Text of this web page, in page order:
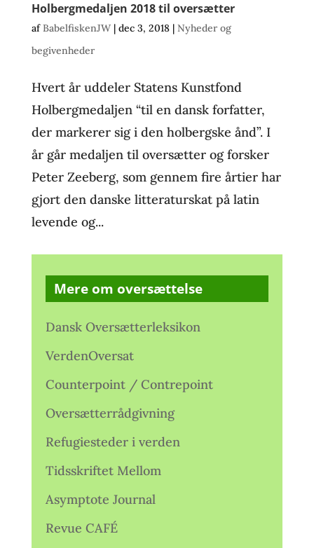
Holbergmedaljen 2018 til oversætter
afBabelfiskenJW| dec 3, 2018| Nyheder og
begivenheder
Hvert år uddeler Statens Kunstfond
Holbergmedaljen “til en dansk forfatter,
der markerer sig i den holbergske ånd”. I
år går medaljen til oversætter og forsker
Peter Zeeberg, som gennem fire årtier har
gjort den danske litteraturskat på latin
levende og...
Mere om oversættelse
Dansk Oversætterleksikon
VerdenOversat
Counterpoint / Contrepoint
Oversætterrådgivning
Refugiesteder i verden
Tidsskriftet Mellom
Asymptote Journal
Revue CAFÉ